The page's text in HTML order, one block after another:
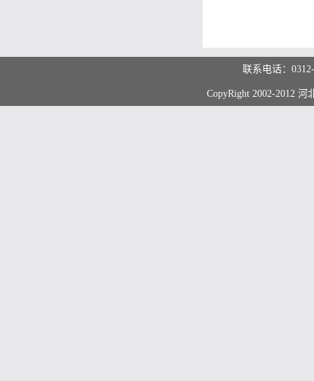
联系电话：
CopyRight 2002-2012